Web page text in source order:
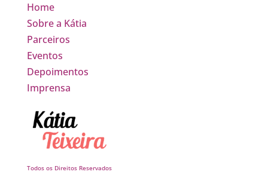
Home
Sobre a Kátia
Parceiros
Eventos
Depoimentos
Imprensa
Todos os Direitos Reservados